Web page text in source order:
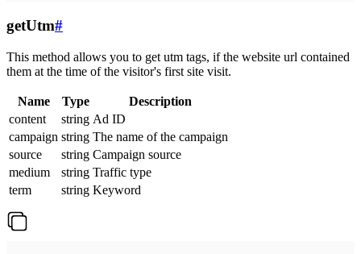
getUtm#
This method allows you to get utm tags, if the website url contained
them at the time of the visitor's first site visit.
Name Type
Description
content
string Ad ID
campaign string The name of the campaign
source
string Campaign source
medium
string Traffic type
term
string Keyword